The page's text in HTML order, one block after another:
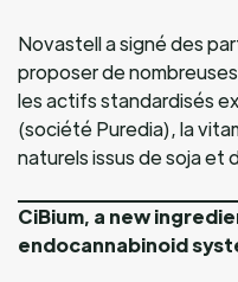
Novastell a signé des
proposer de
les actifs standardisés
(société Puredia), la
naturels issus de soja et
CiBium, a new
endocannabinoid